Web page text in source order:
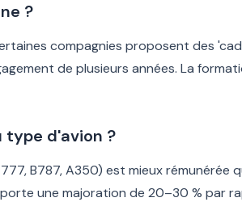
?
compagnies proposent des
de plusieurs années. La
type d'avion ?
B787, A350) est mieux rémunérée
une majoration de 20–30 % par